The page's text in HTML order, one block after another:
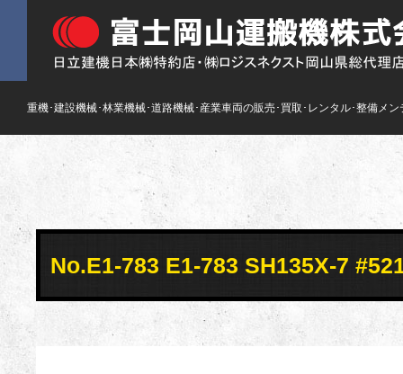
重機･建設機械･林業機械･道路機械･産業車両の販売･買取･レンタル･整備メン
No.E1-783 E1-783 SH135X-7